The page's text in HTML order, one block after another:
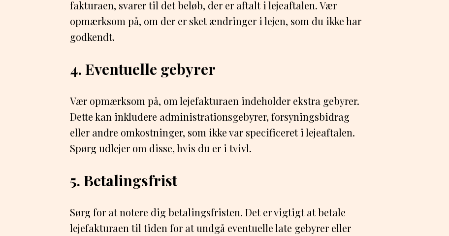
fakturaen, svarer til det beløb, der er aftalt i lejeaftalen. Vær
opmærksom på, om der er sket ændringer i lejen, som du ikke har
godkendt.
4. Eventuelle gebyrer
Vær opmærksom på, om lejefakturaen indeholder ekstra gebyrer.
Dette kan inkludere administrationsgebyrer, forsyningsbidrag
eller andre omkostninger, som ikke var specificeret i lejeaftalen.
Spørg udlejer om disse, hvis du er i tvivl.
5. Betalingsfrist
Sørg for at notere dig betalingsfristen. Det er vigtigt at betale
lejefakturaen til tiden for at undgå eventuelle late gebyrer eller